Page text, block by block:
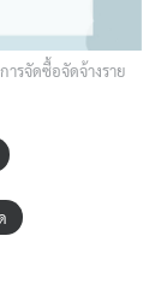
รจัดซื้อจัดจ้างราย